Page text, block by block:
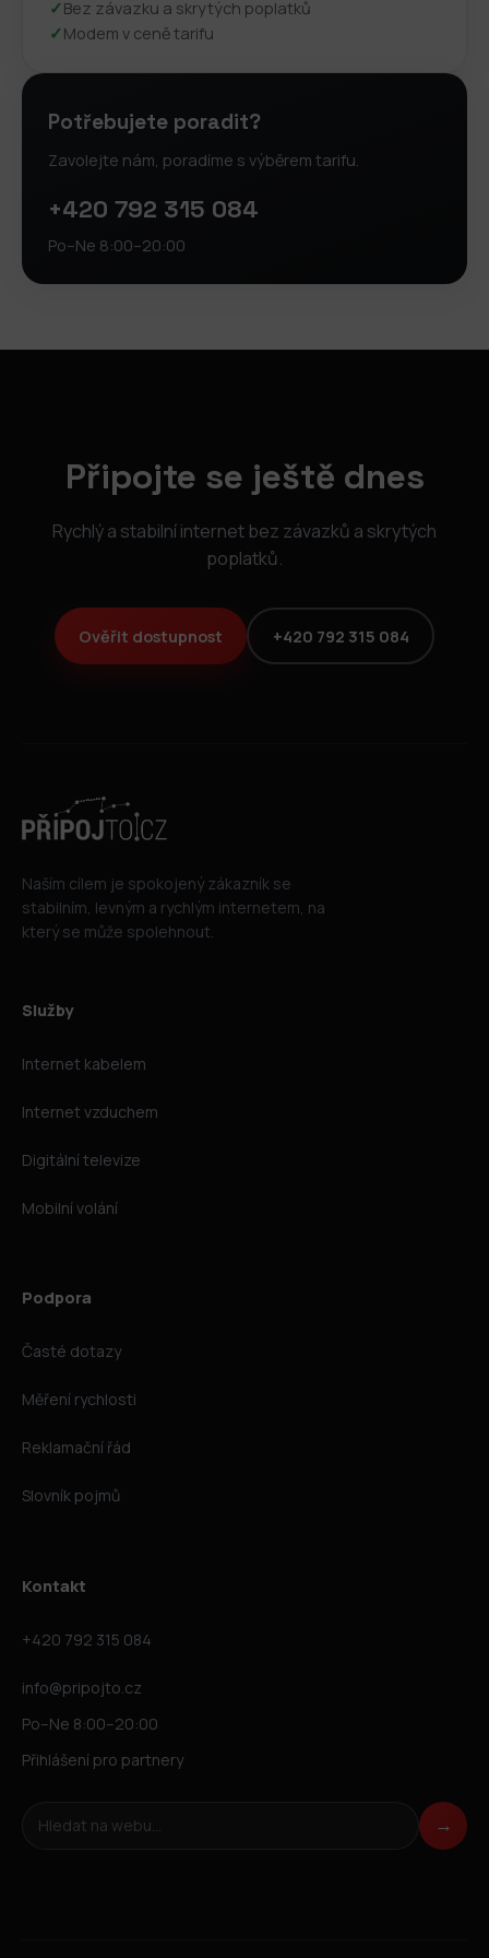
✓Bez závazku a skrytých poplatků
✓Modem v ceně tarifu
Potřebujete poradit?
Zavolejte nám, poradíme s výběrem tarifu.
+420 792 315 084
Po–Ne 8:00–20:00
Připojte se ještě dnes
Rychlý a stabilní internet bez závazků a skrytých
poplatků.
Ověřit dostupnost +420 792 315 084
Naším cílem je spokojený zákazník se
stabilním, levným a rychlým internetem, na
který se může spolehnout.
Služby
Internet kabelem
Internet vzduchem
Digitální televize
Mobilní volání
Podpora
Časté dotazy
Měření rychlosti
Reklamační řád
Slovník pojmů
Kontakt
+420 792 315 084
info@pripojto.cz
Po–Ne 8:00–20:00
Přihlášení pro partnery
Hledat na webu →